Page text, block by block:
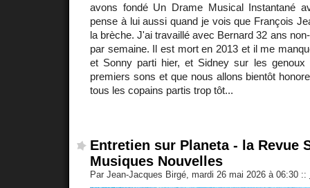
avons fondé Un Drame Musical Instantané
pense à lui aussi quand je vois que François
la brèche. J'ai travaillé avec Bernard 32 ans
par semaine. Il est mort en 2013 et il me
et Sonny parti hier, et Sidney sur les
premiers sons et que nous allons bientôt
tous les copains partis trop tôt...
Entretien sur Planeta - la Revue
Musiques Nouvelles
Par Jean-Jacques Birgé, mardi 26 mai 2026 à 06:30 ::